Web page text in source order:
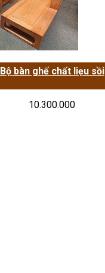
Bộ bàn ghế chất liẹu sồi
10.300.000